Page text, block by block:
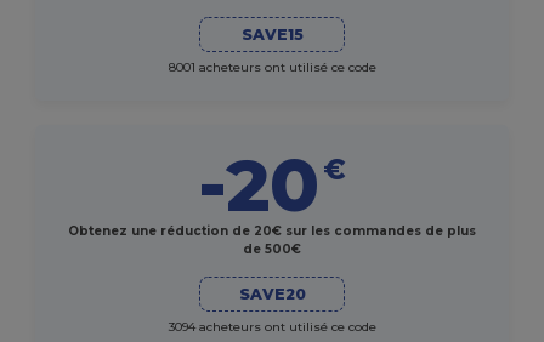
SAVE15
8001 acheteurs ont utilisé ce code
-20 €
Obtenez une réduction de 20€ sur les commandes de plus
de 500€
SAVE20
3094 acheteurs ont utilisé ce code